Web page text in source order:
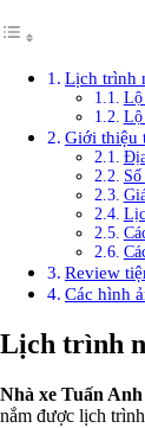
Lịch trình
Lộ
Lộ
Giới thiệu
Review
Các hình
Lịch trình
Nhà xe Tuấn Anh
nắm được lịch